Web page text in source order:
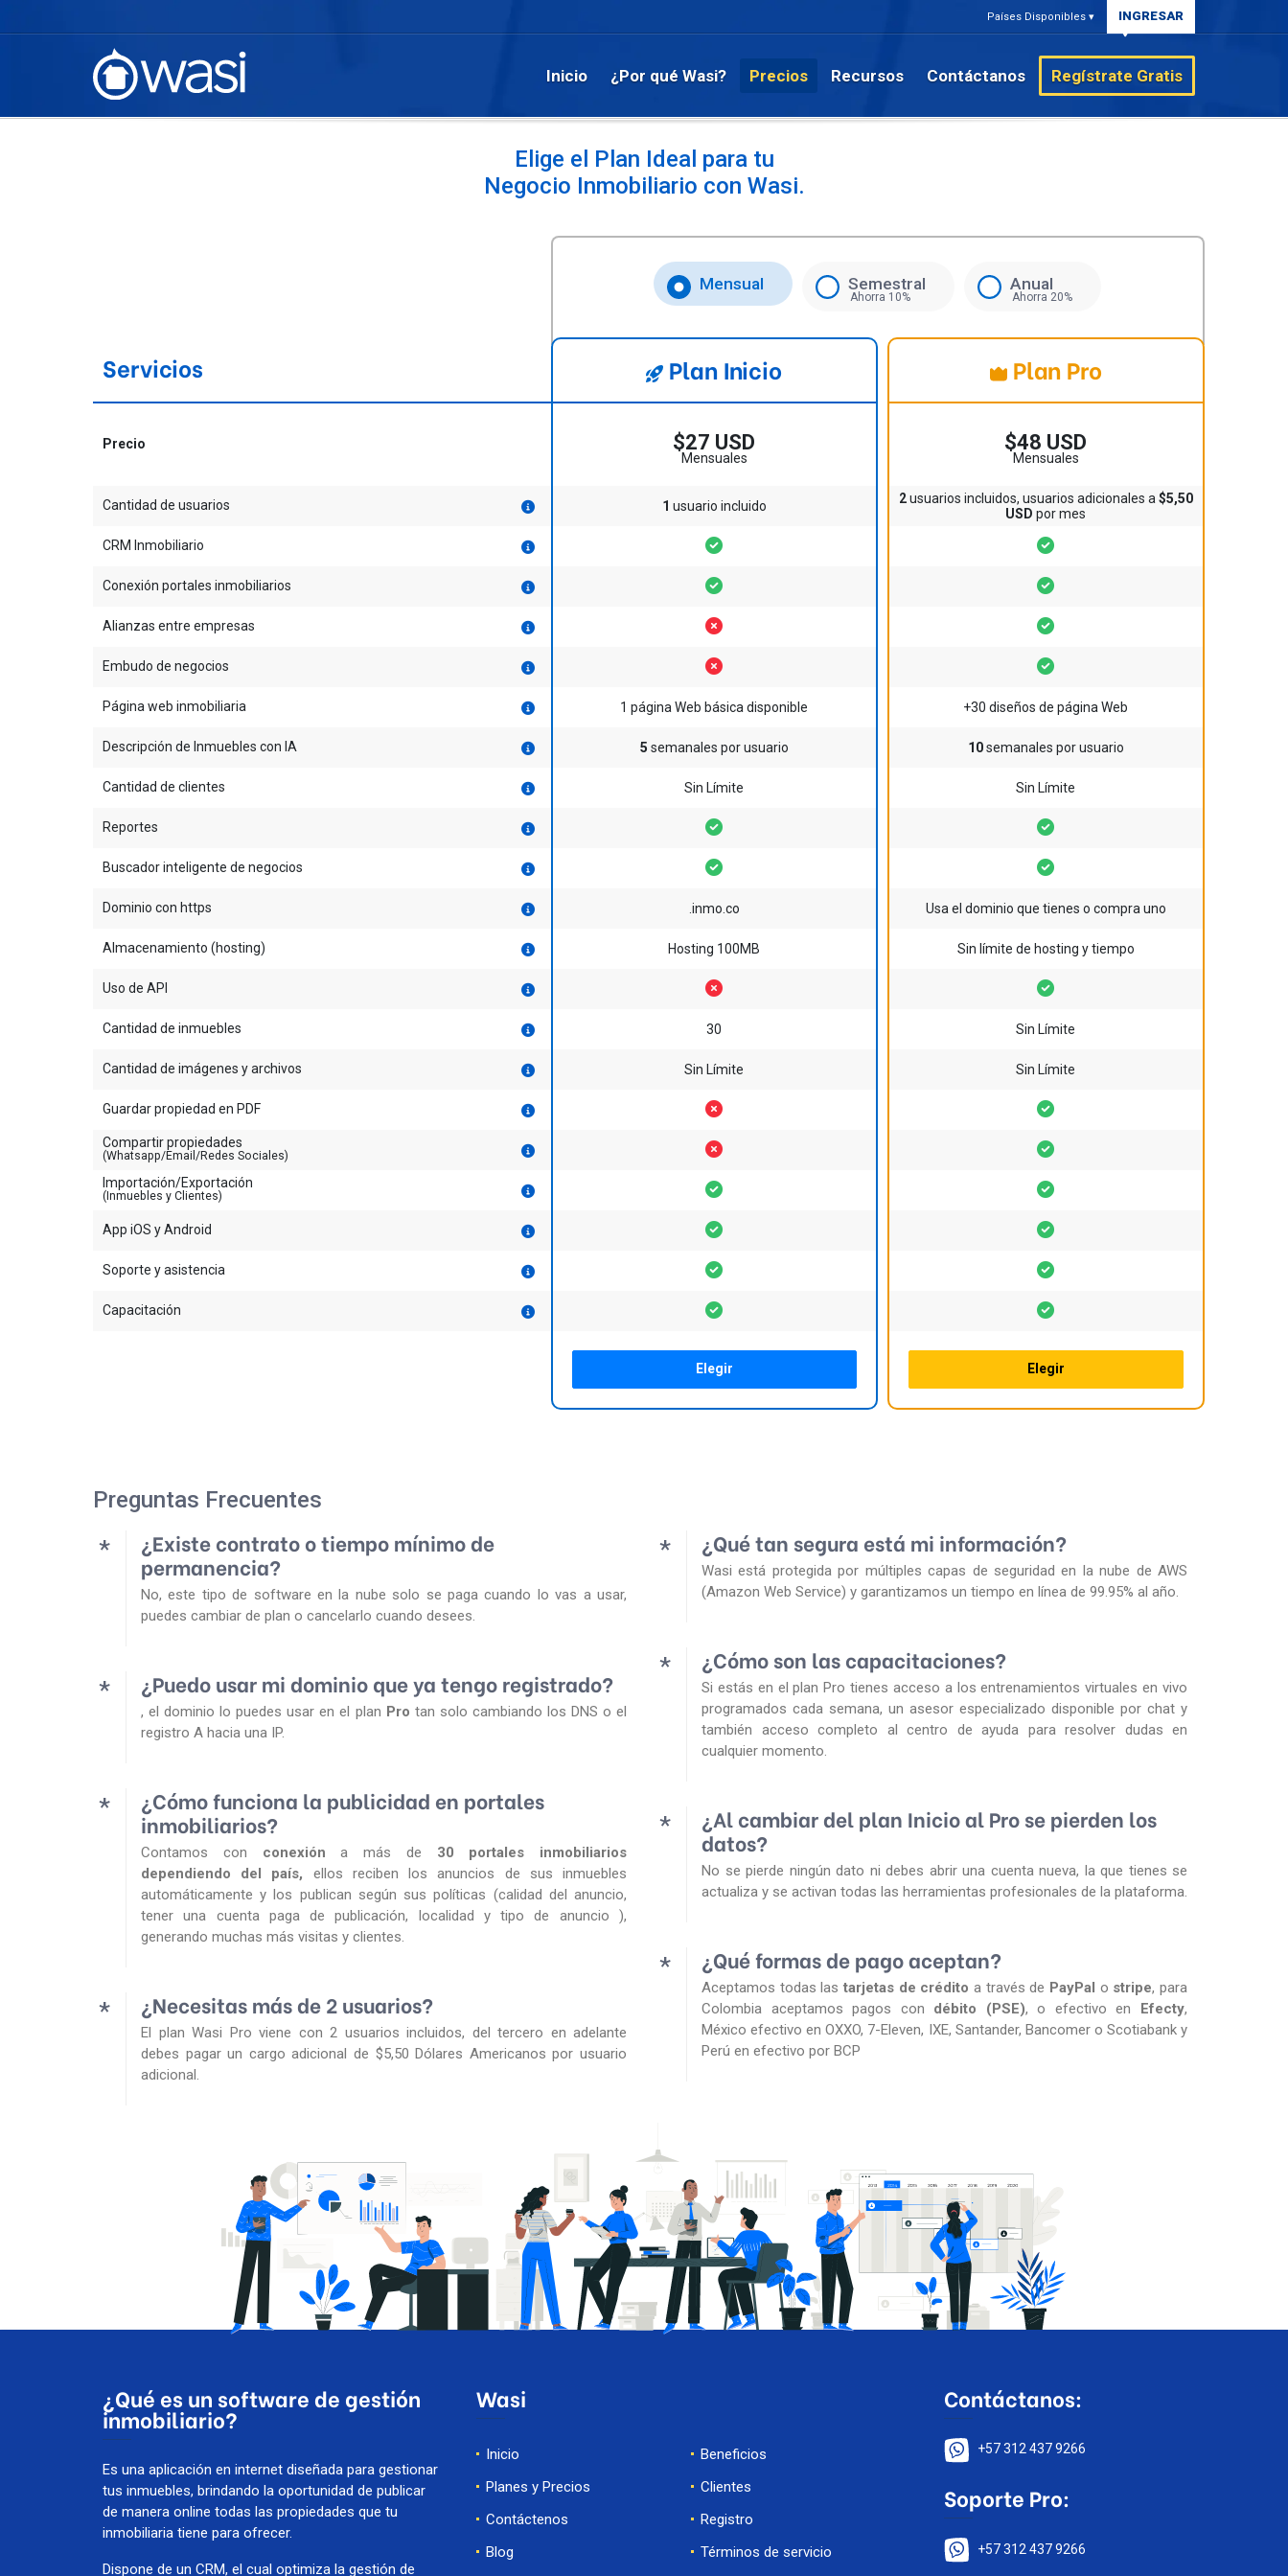
Países Disponibles ▾ INGRESAR
Inicio ¿Por qué Wasi? Precios Recursos Contáctanos Regístrate Gratis
Elige el Plan Ideal para tu
Negocio Inmobiliario con Wasi.
Mensual Semestral
Ahorra 10%
Anual
Ahorra 20%
Servicios
Precio
Cantidad de usuarios
CRM Inmobiliario
Conexión portales inmobiliarios
Alianzas entre empresas
Embudo de negocios
Página web inmobiliaria
Descripción de Inmuebles con IA
Cantidad de clientes
Reportes
Buscador inteligente de negocios
Dominio con https
Almacenamiento (hosting)
Uso de API
Cantidad de inmuebles
Cantidad de imágenes y archivos
Guardar propiedad en PDF
Compartir propiedades
(Whatsapp/Email/Redes Sociales)
Importación/Exportación
(Inmuebles y Clientes)
App iOS y Android
Soporte y asistencia
Capacitación
Plan Inicio
$27 USD
Mensuales
1 usuario incluido
1 página Web básica disponible
5 semanales por usuario
Sin Límite
.inmo.co
Hosting 100MB
30
Sin Límite
Elegir
Plan Pro
$48 USD
Mensuales
2usuarios incluidos, usuarios adicionales a $5,50
USD por mes
+30 diseños de página Web
10semanales por usuario
Sin Límite
Usa el dominio que tienes o compra uno
Sin límite de hosting y tiempo
Sin Límite
Sin Límite
Elegir
Preguntas Frecuentes
*
¿Existe contrato o tiempo mínimo de
permanencia?
No, este tipo de software en la nube solo se paga cuando lo vas a usar,
puedes cambiar de plan o cancelarlo cuando desees.
* ¿Puedo usar mi dominio que ya tengo registrado?
, el dominio lo puedes usar en el plan Pro tan solo cambiando los DNS o el
registro A hacia una IP.
*
¿Cómo funciona la publicidad en portales
inmobiliarios?
Contamos con conexión a más de 30 portales inmobiliarios
dependiendo del país, ellos reciben los anuncios de sus inmuebles
automáticamente y los publican según sus políticas (calidad del anuncio,
tener una cuenta paga de publicación, localidad y tipo de anuncio ),
generando muchas más visitas y clientes.
* ¿Necesitas más de 2 usuarios?
El plan Wasi Pro viene con 2 usuarios incluidos, del tercero en adelante
debes pagar un cargo adicional de $5,50 Dólares Americanos por usuario
adicional.
* ¿Qué tan segura está mi información?
Wasi está protegida por múltiples capas de seguridad en la nube de AWS
(Amazon Web Service) y garantizamos un tiempo en línea de 99.95% al año.
* ¿Cómo son las capacitaciones?
Si estás en el plan Pro tienes acceso a los entrenamientos virtuales en vivo
programados cada semana, un asesor especializado disponible por chat y
también acceso completo al centro de ayuda para resolver dudas en
cualquier momento.
*
¿Al cambiar del plan Inicio al Pro se pierden los
datos?
No se pierde ningún dato ni debes abrir una cuenta nueva, la que tienes se
actualiza y se activan todas las herramientas profesionales de la plataforma.
* ¿Qué formas de pago aceptan?
Aceptamos todas las tarjetas de crédito a través de PayPal o stripe, para
Colombia aceptamos pagos con débito (PSE), o efectivo en Efecty,
México efectivo en OXXO, 7-Eleven, IXE, Santander, Bancomer o Scotiabank y
Perú en efectivo por BCP
¿Qué es un software de gestión
inmobiliario?
Es una aplicación en internet diseñada para gestionar
tus inmuebles, brindando la oportunidad de publicar
de manera online todas las propiedades que tu
inmobiliaria tiene para ofrecer.
Dispone de un CRM, el cual optimiza la gestión de
Wasi
Inicio
Beneficios
Planes y Precios
Clientes
Contáctenos
Registro
Blog
Términos de servicio
Contáctanos:
+57 312 437 9266
Soporte Pro:
+57 312 437 9266